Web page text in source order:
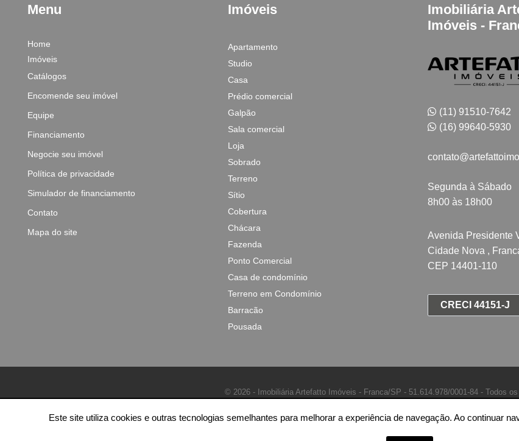
Menu
Home
Imóveis
Catálogos
Encomende seu imóvel
Equipe
Financiamento
Negocie seu imóvel
Política de privacidade
Simulador de financiamento
Contato
Mapa do site
Imóveis
Apartamento
Studio
Casa
Prédio comercial
Galpão
Sala comercial
Loja
Sobrado
Terreno
Sítio
Cobertura
Chácara
Fazenda
Ponto Comercial
Casa de condomínio
Terreno em Condomínio
Barracão
Pousada
Imobiliária
Imóveis -
(11) 91510-7642
(16) 99640-5930
Segunda à Sábado
8h00 às 18h00
Avenida Presidente
Cidade Nova ,
CEP 14401-110
CRECI 44151-J
© 2026 - Imobiliária Artefatto Imóveis - Franca/SP - 51.614.978/0001-84 - Todos
Este site utiliza cookies e outras tecnologias semelhantes para melhorar a experiência de navegação. Ao continuar